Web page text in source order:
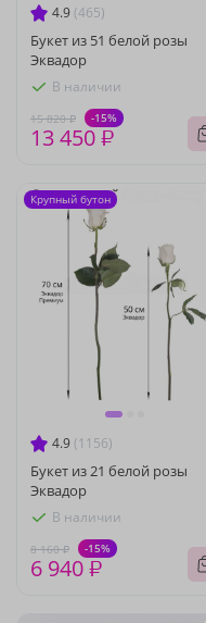
4.9 (465)
Букет из 51 белой розы
Эквадор
В наличии
15 820 ₽ -15%
13 450 ₽
4.9 (1156)
Букет из 21 белой розы
Эквадор
В наличии
8 160 ₽ -15%
6 940 ₽
Крупный бутон